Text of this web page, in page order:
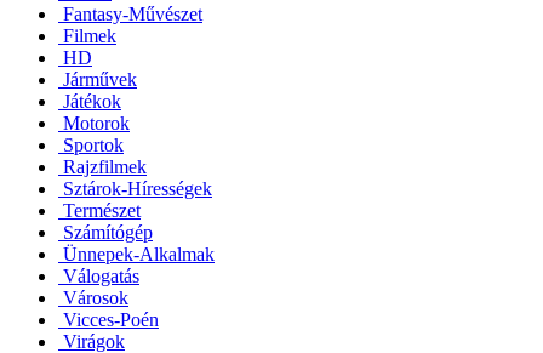
Fantasy-Művészet
Filmek
HD
Járművek
Játékok
Motorok
Sportok
Rajzfilmek
Sztárok-Hírességek
Természet
Számítógép
Ünnepek-Alkalmak
Válogatás
Városok
Vicces-Poén
Virágok